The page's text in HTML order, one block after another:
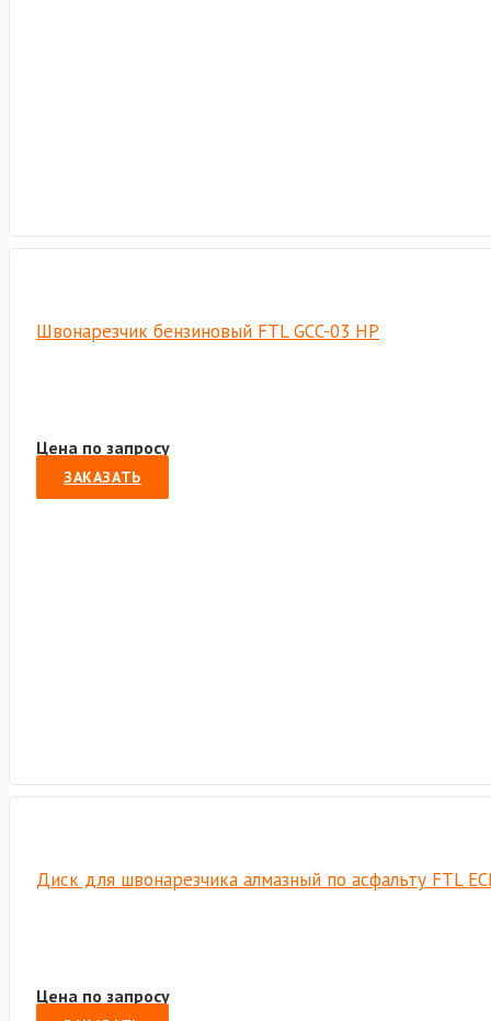
Швонарезчик бензиновый FTL GCC-03 HP
Цена по запросу
ЗАКАЗАТЬ
Диск для швонарезчика алмазный по асфальту FTL
Цена по запросу